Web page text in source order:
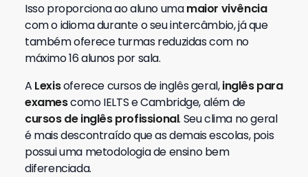
Isso proporciona ao aluno umamaior vivência
com o idioma durante o seu intercâmbio, já que
também oferece turmas reduzidas com no
máximo 16 alunos por sala.
A Lexisoferece cursos de inglês geral,inglês para
examescomo IELTS e Cambridge, além de
cursos de inglês profissional. Seu clima no geral
é mais descontraído que as demais escolas, pois
possui uma metodologia de ensino bem
diferenciada.